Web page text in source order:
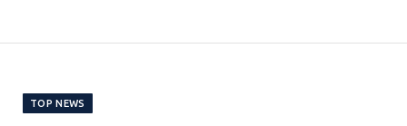
ΔΗΜΟΣ ΜΑΝΔΡΑΣ ΕΙΔΥΛΛΙΑΣ:
TOP NEWS